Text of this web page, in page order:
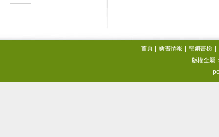
首頁 新書情報 暢銷書榜
版權全屬